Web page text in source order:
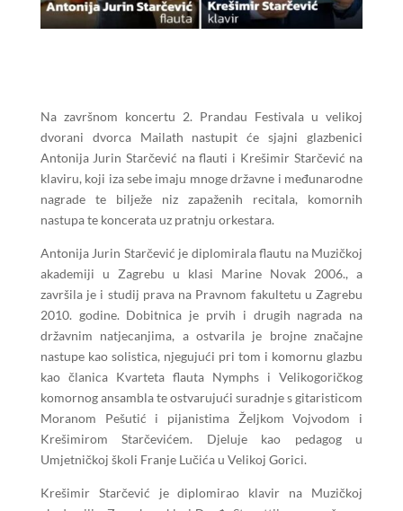
Na završnom koncertu 2. Prandau Festivala u velikoj
dvorani dvorca Mailath nastupit će sjajni glazbenici
Antonija Jurin Starčević na flauti i Krešimir Starčević na
klaviru, koji iza sebe imaju mnoge državne i međunarodne
nagrade te bilježe niz zapaženih recitala, komornih
nastupa te koncerata uz pratnju orkestara.
Antonija Jurin Starčević je diplomirala flautu na Muzičkoj
akademiji u Zagrebu u klasi Marine Novak 2006., a
završila je i studij prava na Pravnom fakultetu u Zagrebu
2010. godine. Dobitnica je prvih i drugih nagrada na
državnim natjecanjima, a ostvarila je brojne značajne
nastupe kao solistica, njegujući pri tom i komornu glazbu
kao članica Kvarteta flauta Nymphs i Velikogoričkog
komornog ansambla te ostvarujući suradnje s gitaristicom
Moranom Pešutić i pijanistima Željkom Vojvodom i
Krešimirom Starčevićem. Djeluje kao pedagog u
Umjetničkoj školi Franje Lučića u Velikoj Gorici.
Krešimir Starčević je diplomirao klavir na Muzičkoj